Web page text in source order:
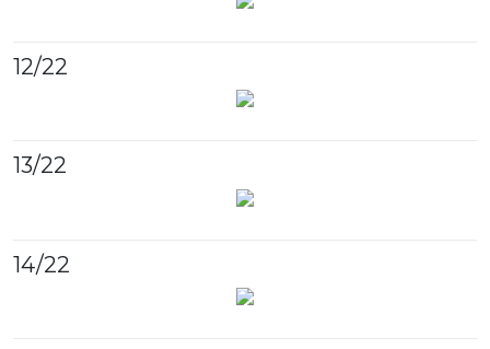
12/22
13/22
14/22